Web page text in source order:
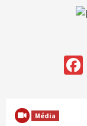
Média